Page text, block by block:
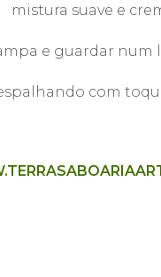
mistura suave e
e guardar num
com